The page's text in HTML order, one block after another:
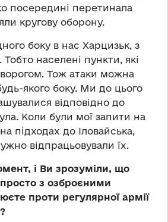
посередині перетинала
кругову оборону.
боку в нас Харцизьк, з
населені пункти, які
Тож атаки можна
якого боку. Ми до цього
відповідно до
Коли були мої запити на
підходах до Іловайська,
відпрацьовували їх.
і Ви зрозуміли, що
з озброєними
проти регулярної армії